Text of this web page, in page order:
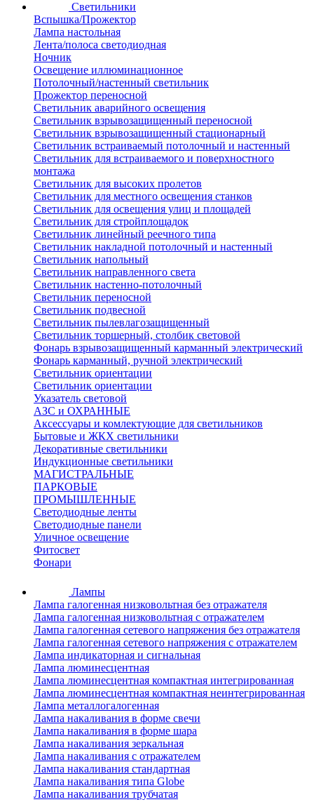
Светильники
Вспышка/Прожектор
Лампа настольная
Лента/полоса светодиодная
Ночник
Освещение иллюминационное
Потолочный/настенный светильник
Прожектор переносной
Светильник аварийного освещения
Светильник взрывозащищенный переносной
Светильник взрывозащищенный стационарный
Светильник встраиваемый потолочный и настенный
Светильник для встраиваемого и поверхностного
монтажа
Светильник для высоких пролетов
Светильник для местного освещения станков
Светильник для освещения улиц и площадей
Светильник для стройплощадок
Светильник линейный реечного типа
Светильник накладной потолочный и настенный
Светильник напольный
Светильник направленного света
Светильник настенно-потолочный
Светильник переносной
Светильник подвесной
Светильник пылевлагозащищенный
Светильник торшерный, столбик световой
Фонарь взрывозащищенный карманный электрический
Фонарь карманный, ручной электрический
Светильник ориентации
Светильник ориентации
Указатель световой
АЗС и ОХРАННЫЕ
Аксессуары и комлектующие для светильников
Бытовые и ЖКХ светильники
Декоративные светильники
Индукционные светильники
МАГИСТРАЛЬНЫЕ
ПАРКОВЫЕ
ПРОМЫШЛЕННЫЕ
Светодиодные ленты
Светодиодные панели
Уличное освещение
Фитосвет
Фонари
Лампы
Лампа галогенная низковольтная без отражателя
Лампа галогенная низковольтная с отражателем
Лампа галогенная сетевого напряжения без отражателя
Лампа галогенная сетевого напряжения с отражателем
Лампа индикаторная и сигнальная
Лампа люминесцентная
Лампа люминесцентная компактная интегрированная
Лампа люминесцентная компактная неинтегрированная
Лампа металлогалогенная
Лампа накаливания в форме свечи
Лампа накаливания в форме шара
Лампа накаливания зеркальная
Лампа накаливания с отражателем
Лампа накаливания стандартная
Лампа накаливания типа Globe
Лампа накаливания трубчатая